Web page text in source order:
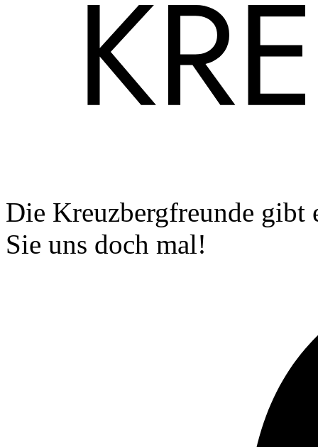
Die Kreuzbergfreunde gibt
Sie uns doch mal!